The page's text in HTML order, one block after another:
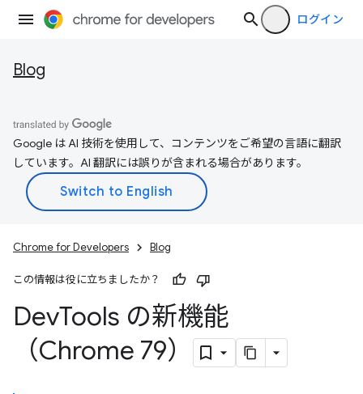
ログイン
Blog
Google は AI 技術を使用して、コンテンツをご希望の言語に翻訳
しています。AI 翻訳には誤りが含まれる場合があります。
Chrome for Developers Blog
この情報は役に立ちましたか？
DevTools の新機能
（Chrome 79）